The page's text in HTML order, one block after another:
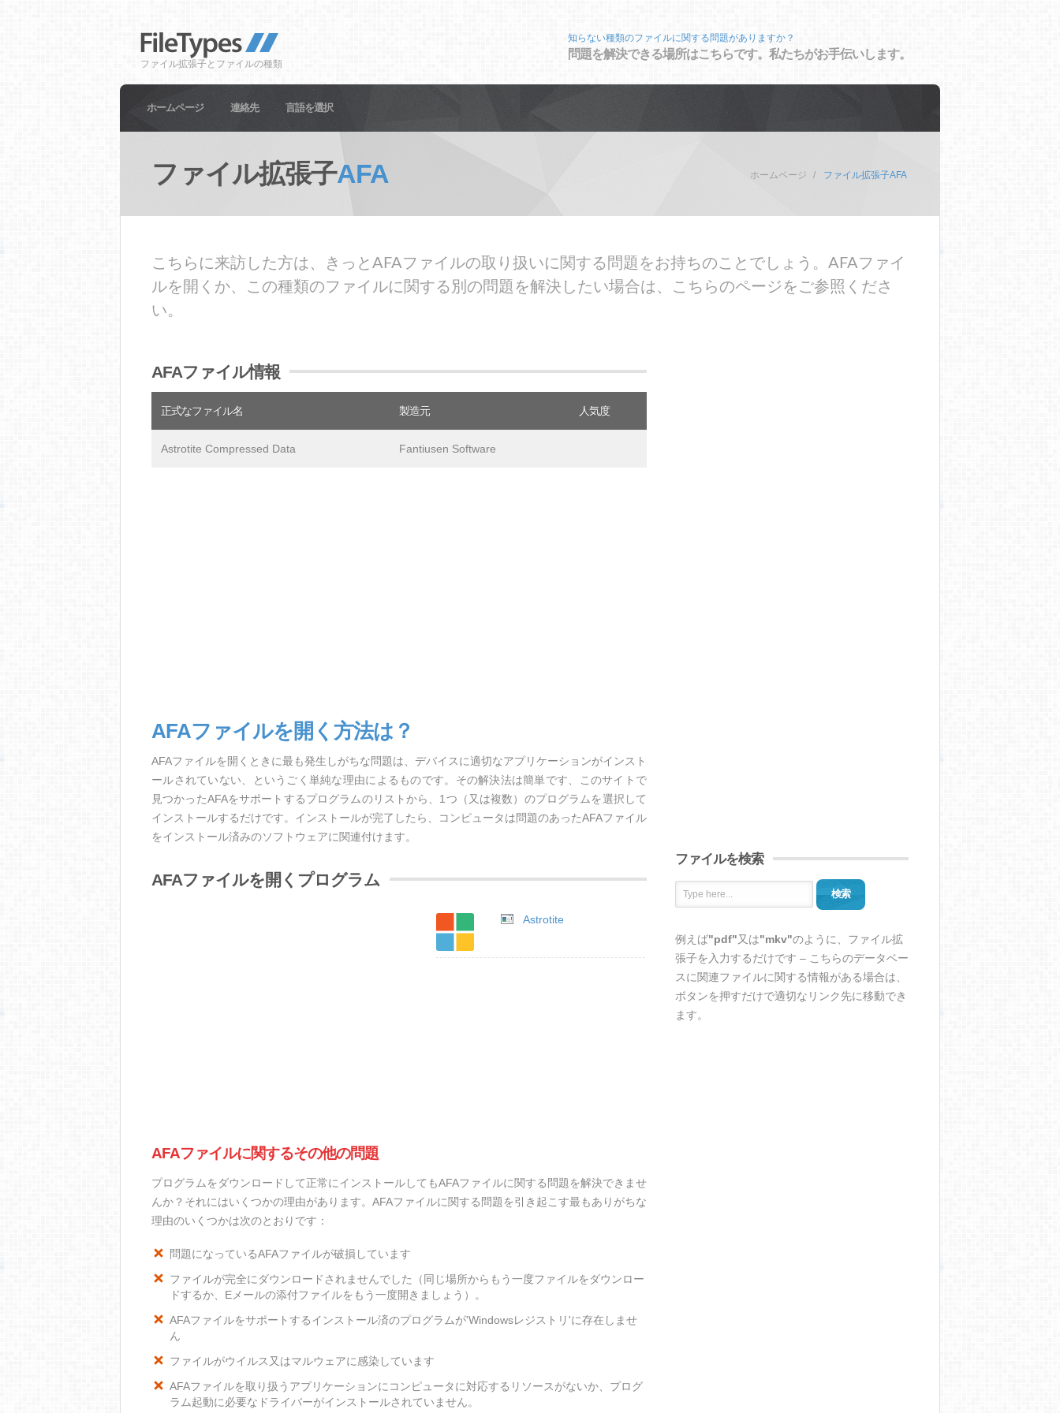
ファイル拡張子とファイルの種類
知らない種類のファイルに関する問題がありますか？
問題を解決できる場所はこちらです。私たちがお手伝いします。
ホームページ 連絡先 言語を選択
ファイル拡張子AFA ホームページ ファイル拡張子AFA
こちらに来訪した方は、きっとAFAファイルの取り扱いに関する問題をお持ちのことでしょう。AFAファイ
ルを開くか、この種類のファイルに関する別の問題を解決したい場合は、こちらのページをご参照くださ
い。
AFAファイル情報
正式なファイル名 製造元 人気度
Astrotite Compressed Data Fantiusen Software
AFAファイルを開く方法は？
AFAファイルを開くときに最も発生しがちな問題は、デバイスに適切なアプリケーションがインスト
ールされていない、というごく単純な理由によるものです。その解決法は簡単です、このサイトで
見つかったAFAをサポートするプログラムのリストから、1つ（又は複数）のプログラムを選択して
インストールするだけです。インストールが完了したら、コンピュータは問題のあったAFAファイル
をインストール済みのソフトウェアに関連付けます。
AFAファイルを開くプログラム
Astrotite
AFAファイルに関するその他の問題
プログラムをダウンロードして正常にインストールしてもAFAファイルに関する問題を解決できませ
んか？それにはいくつかの理由があります。AFAファイルに関する問題を引き起こす最もありがちな
理由のいくつかは次のとおりです：
問題になっているAFAファイルが破損しています
ファイルが完全にダウンロードされませんでした（同じ場所からもう一度ファイルをダウンロー
ドするか、Eメールの添付ファイルをもう一度開きましょう）。
AFAファイルをサポートするインストール済のプログラムが'Windowsレジストリ'に存在しませ
ん
ファイルがウイルス又はマルウェアに感染しています
AFAファイルを取り扱うアプリケーションにコンピュータに対応するリソースがないか、プログ
ラム起動に必要なドライバーがインストールされていません。
ファイルを検索
検索
例えば"pdf"又は"mkv"のように、ファイル拡
張子を入力するだけです – こちらのデータベー
スに関連ファイルに関する情報がある場合は、
ボタンを押すだけで適切なリンク先に移動でき
ます。